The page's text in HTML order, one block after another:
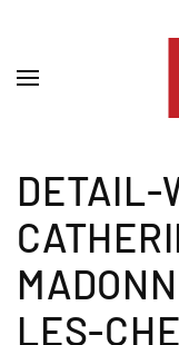
DETAIL-
LES-